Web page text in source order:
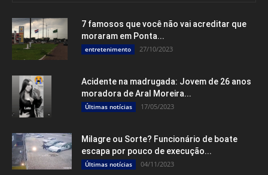
7 famosos que você não vai acreditar que
moraram em Ponta...
entretenimento 27/10/2023
Acidente na madrugada: Jovem de 26 anos
moradora de Aral Moreira...
Últimas notícias 17/05/2023
Milagre ou Sorte? Funcionário de boate
escapa por pouco de execução...
Últimas notícias 04/11/2023